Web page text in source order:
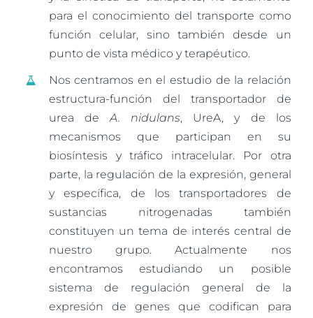
para el conocimiento del transporte como
función celular, sino también desde un
punto de vista médico y terapéutico.
Nos centramos en el estudio de la relación
estructura-función del transportador de
urea deA. nidulans, UreA, y de los
mecanismos que participan en su
biosíntesis y tráfico intracelular. Por otra
parte, la regulación de la expresión, general
y específica, de los transportadores de
sustancias nitrogenadas también
constituyen un tema de interés central de
nuestro grupo. Actualmente nos
encontramos estudiando un posible
sistema de regulación general de la
expresión de genes que codifican para